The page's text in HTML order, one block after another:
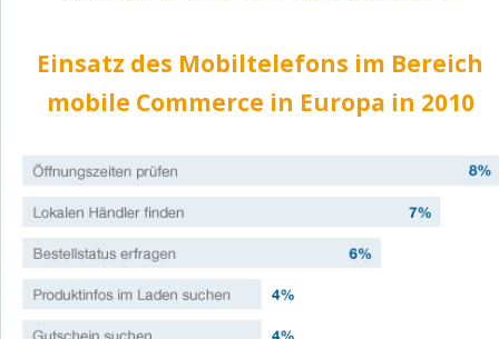
Einsatz des Mobiltelefons im Bereich
mobile Commerce in Europa in 2010